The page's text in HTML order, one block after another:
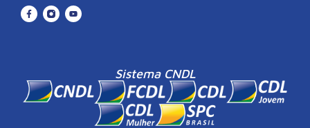
Sistema CNDL